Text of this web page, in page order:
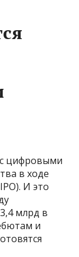
цифровыми
в ходе
И это
млрд в
и